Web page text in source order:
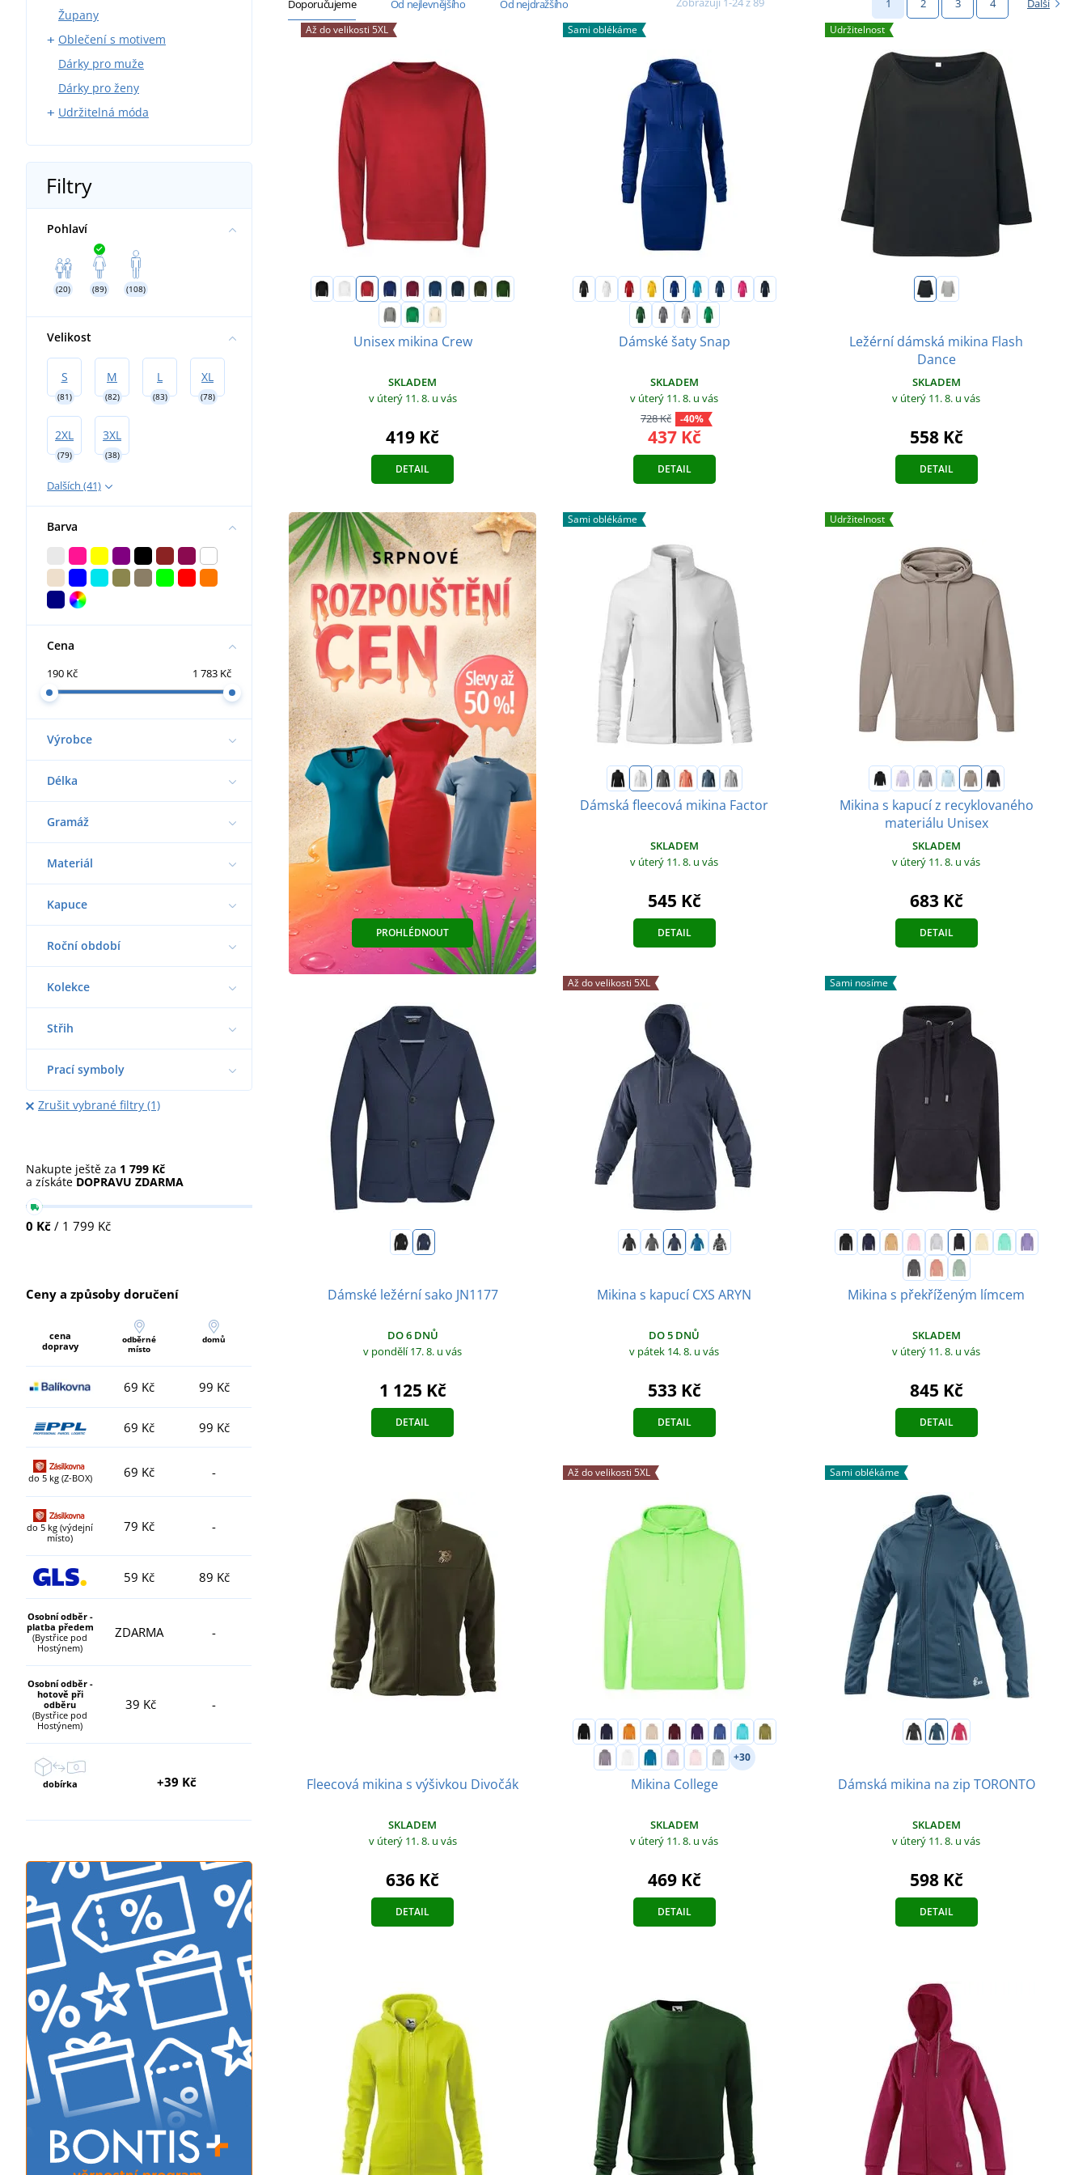
Džíny
Chino kalhoty
Softshellové kalhoty
Cargo kalhoty
Legíny
Tepláky
Župany
Oblečení s motivem
Myslivci
Rybáři
Modeláři
Víno
Pivo
Příroda
Hasiči
Chovatelství
Vodáci
Dárky pro muže
Dárky pro ženy
Udržitelná móda
Mikiny
Kšiltovky a čepice
Sportovní oblečení
Dětské a kojenecké oblečení
Ručníky a osušky
Tašky a batohy
Filtry
Pohlaví
(20) (89) (108)
Velikost
S
(81)
M
(82)
L
(83)
XL
(78)
2XL
(79)
3XL
(38)
Dalších (41)
Barva
Cena
190 Kč 1 783 Kč
Výrobce
Délka
Gramáž
Materiál
Kapuce
Roční období
Kolekce
Střih
Prací symboly
Zrušit vybrané filtry (1)
Nakupte ještě za 1 799 Kč
a získáte DOPRAVU ZDARMA
0 Kč / 1 799 Kč
Ceny a způsoby doručení
cena
dopravy
odběrné
místo
domů
69 Kč 99 Kč
69 Kč 99 Kč
do 5 kg (Z-BOX) 69 Kč -
do 5 kg (výdejní
místo)
79 Kč -
59 Kč 89 Kč
Osobní odběr -
platba předem
(Bystřice pod
Hostýnem)
ZDARMA -
Osobní odběr -
hotově při
odběru
(Bystřice pod
Hostýnem)
39 Kč -
dobírka +39 Kč
Doporučujeme Od nejlevnějšího Od nejdražšího 1 2 3 4 Další
Až do velikosti 5XL
Unisex mikina Crew
SKLADEM
v úterý 11. 8. u vás
419 Kč
DETAIL
Sami oblékáme
Dámské šaty Snap
SKLADEM
v úterý 11. 8. u vás
728 Kč
-40%
437 Kč
DETAIL
Udržitelnost
Ležérní dámská mikina Flash
Dance
SKLADEM
v úterý 11. 8. u vás
558 Kč
DETAIL
PROHLÉDNOUT
Sami oblékáme
Dámská fleecová mikina Factor
SKLADEM
v úterý 11. 8. u vás
545 Kč
DETAIL
Udržitelnost
Mikina s kapucí z recyklovaného
materiálu Unisex
SKLADEM
v úterý 11. 8. u vás
683 Kč
DETAIL
Dámské ležérní sako JN1177
DO 6 DNŮ
v pondělí 17. 8. u vás
1 125 Kč
DETAIL
Až do velikosti 5XL
Mikina s kapucí CXS ARYN
DO 5 DNŮ
v pátek 14. 8. u vás
533 Kč
DETAIL
Sami nosíme
Mikina s překříženým límcem
SKLADEM
v úterý 11. 8. u vás
845 Kč
DETAIL
Fleecová mikina s výšivkou Divočák
SKLADEM
v úterý 11. 8. u vás
636 Kč
DETAIL
Až do velikosti 5XL
+30
Mikina College
SKLADEM
v úterý 11. 8. u vás
469 Kč
DETAIL
Sami oblékáme
Dámská mikina na zip TORONTO
SKLADEM
v úterý 11. 8. u vás
598 Kč
DETAIL